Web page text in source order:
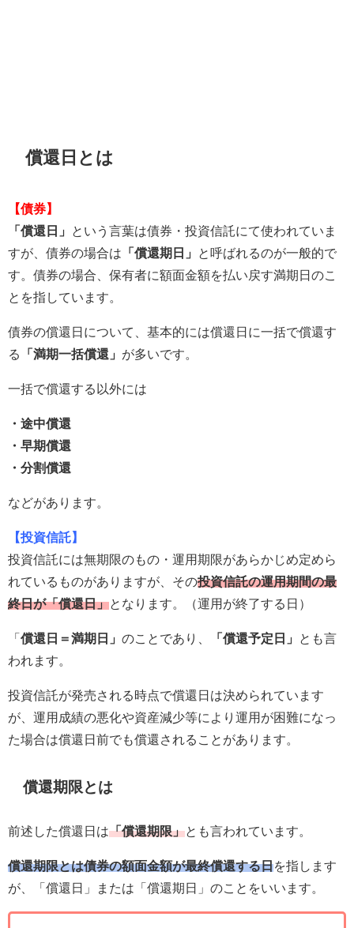
償還日とは
【債券】
「償還日」
という言葉は債券・投資信託にて使われていま
すが、債券の場合は 「償還期日」
と呼ばれるのが一般的で
す。債券の場合、保有者に額面金額を払い戻す満期日のこ
とを指しています。
債券の償還日について、基本的には償還日に一括で償還す
る
「満期一括償還」 が多いです。
一括で償還する以外には
・途中償還
・早期償還
・分割償還
などがあります。
【投資信託】
投資信託には無期限のもの・運用期限があらかじめ定めら
れているものがありますが、その投資信託の運用期間の最
終日が「償還日」となります。（運用が終了する日）
「 償還日＝満期日」 のことであり、 「償還予定日」
とも言
われます。
投資信託が発売される時点で償還日は決められています
が、運用成績の悪化や資産減少等により運用が困難になっ
た場合は償還日前でも償還されることがあります。
償還期限とは
前述した償還日は「償還期限」とも言われています。
償還期限とは債券の額面金額が最終償還する日を指します
が、「償還日」または「償還期日」のことをいいます。